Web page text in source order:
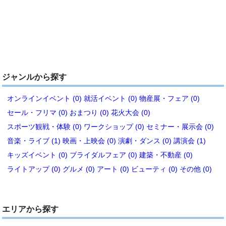
ジャンルから探す
オンラインイベント (0) 就活イベント (0) 物産展・フェア (0)
セール・フリマ (0) おまつり (0) 花火大会 (0)
スポーツ観戦・体験 (0) ワークショップ (0) セミナー・展示会 (0)
音楽・ライブ (1) 映画・上映会 (0) 演劇・ダンス (0) 講演会 (1)
キッズイベント (0) ブライダルフェア (0) 建築・不動産 (0)
ライトアップ (0) グルメ (0) アート (0) ビューティ (0) その他 (0)
エリアから探す